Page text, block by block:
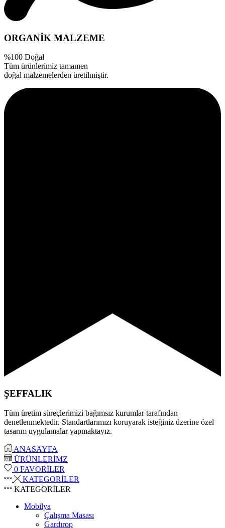
ORGANİK MALZEME
%100 Doğal
Tüm ürünlerimiz tamamen
doğal malzemelerden üretilmiştir.
ŞEFFALIK
Tüm üretim süreçlerimizi bağımsız kurumlar tarafından
denetlenmektedir. Standartlarımızı koruyarak isteğiniz üzerine özel
tasarım uygulamalar yapmaktayız.
ANASAYFA
ÜRÜNLERİMZ
0 FAVORİLER
KATEGORİLER
KATEGORİLER
Mobilya
Çalışma Masası
Gardırop